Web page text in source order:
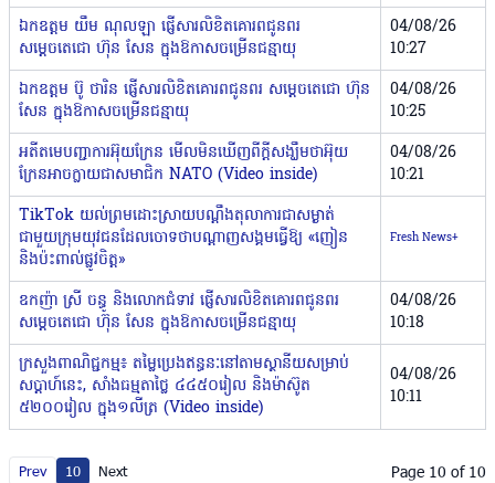
ឯកឧត្តម យឹម ណុលឡា ផ្ញើសារលិខិតគោរពជូនពរ
សម្ដេចតេជោ ហ៊ុន សែន ក្នុងឱកាសចម្រើនជន្មាយុ
04/08/26
10:27
ឯកឧត្តម ប៊ូ ថារិន ផ្ញើសារលិខិតគោរពជូនពរ សម្ដេចតេជោ ហ៊ុន
សែន ក្នុងឱកាសចម្រើនជន្មាយុ
04/08/26
10:25
អតីតមេបញ្ជាការអ៊ុយក្រែន មើលមិនឃើញពីក្តីសង្ឃឹមថាអ៊ុយ
ក្រែនអាចក្លាយជាសមាជិក NATO (Video inside)
04/08/26
10:21
TikTok យល់ព្រមដោះស្រាយបណ្តឹងតុលាការជាសម្ងាត់
ជាមួយក្រុមយុវជនដែលចោទថាបណ្តាញសង្គមធ្វើឱ្យ «ញៀន
និងប៉ះពាល់ផ្លូវចិត្ត»
Fresh News+
ឧកញ៉ា ស្រី ចន្ធូ និងលោកជំទាវ ផ្ញើសារលិខិតគោរពជូនពរ
សម្ដេចតេជោ ហ៊ុន សែន ក្នុងឱកាសចម្រើនជន្មាយុ
04/08/26
10:18
ក្រសួងពាណិជ្ជកម្ម៖ តម្លៃប្រេងឥន្ធនៈនៅតាមស្ថានីយសម្រាប់
សប្ដាហ៍នេះ, សាំងធម្មតាថ្លៃ ៤៤៥០រៀល និងម៉ាស៊ូត
៥២០០រៀល ក្នុង១លីត្រ (Video inside)
04/08/26
10:11
Prev 10 Next Page 10 of 10